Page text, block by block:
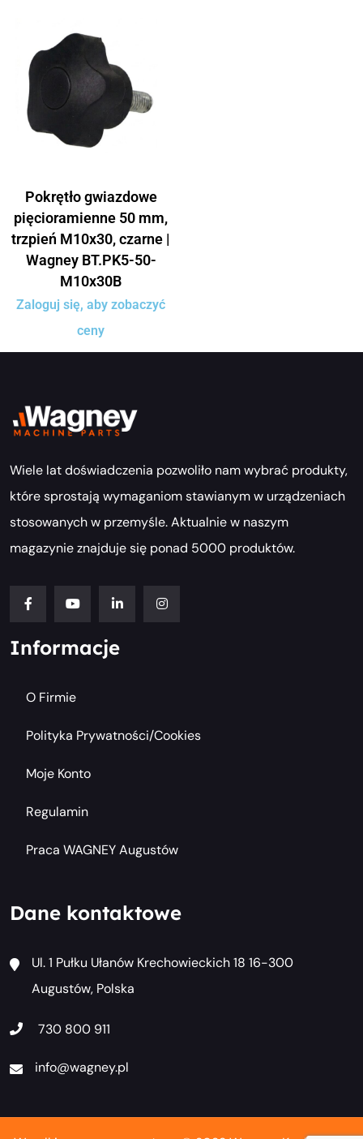
Pokrętło gwiazdowe
pięcioramienne 50 mm,
trzpień M10x30, czarne |
Wagney BT.PK5-50-
M10x30B
Zaloguj się, aby zobaczyć
ceny
Wiele lat doświadczenia pozwoliło nam wybrać produkty,
które sprostają wymaganiom stawianym w urządzeniach
stosowanych w przemyśle. Aktualnie w naszym
magazynie znajduje się ponad 5000 produktów.
Informacje
O Firmie
Polityka Prywatności/cookies
Moje Konto
Regulamin
Praca WAGNEY Augustów
Dane kontaktowe
Ul. 1 Pułku Ułanów Krechowieckich 18 16-300
Augustów, Polska
730 800 911
info@wagney.pl